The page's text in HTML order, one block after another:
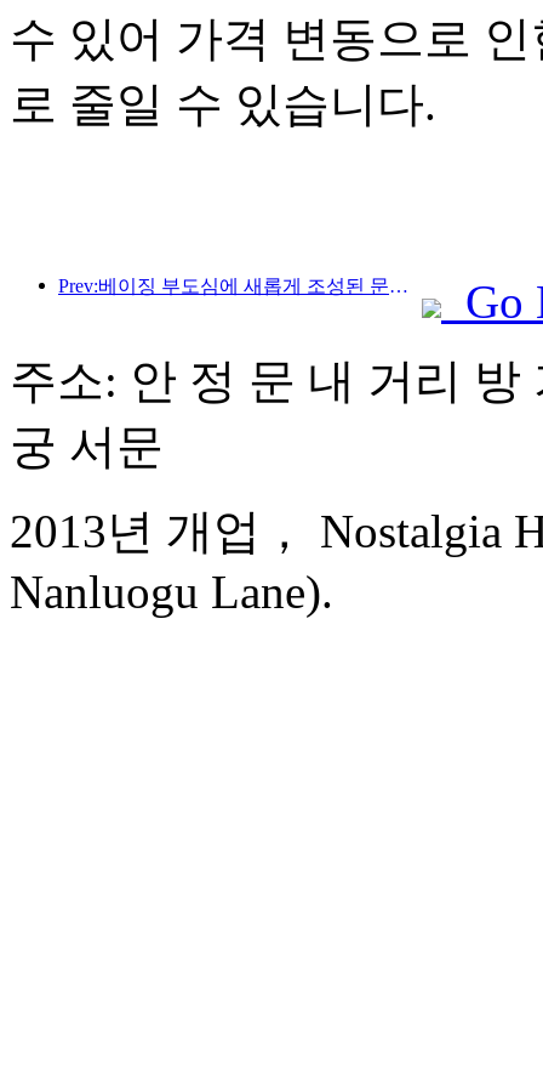
수 있어 가격 변동으로
로 줄일 수 있습니다.
Prev:베이징 부도심에 새롭게 조성된 문화 관광 명소인 피너클 파크가 올해 공식 개장할 예정입니다.
Go
주소: 안 정 문 내 거리 방
궁 서문
2013년 개업， Nostalgia
Nanluogu Lane).